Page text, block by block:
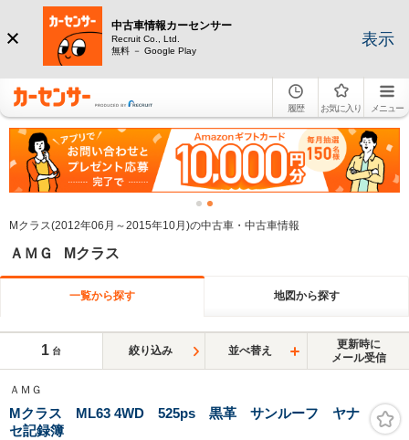
中古車情報カーセンサー
Recruit Co., Ltd.
無料 － Google Play
表示
履歴 お気に入り メニュー
Mクラス(2012年06月～2015年10月)の中古車・中古車情報
ＡＭＧ Mクラス
一覧から探す 地図から探す
1 台 絞り込み 並べ替え
更新時に
メール受信
ＡＭＧ
Mクラス ML63 4WD 525ps 黒革 サンルーフ ヤナ
セ記録簿